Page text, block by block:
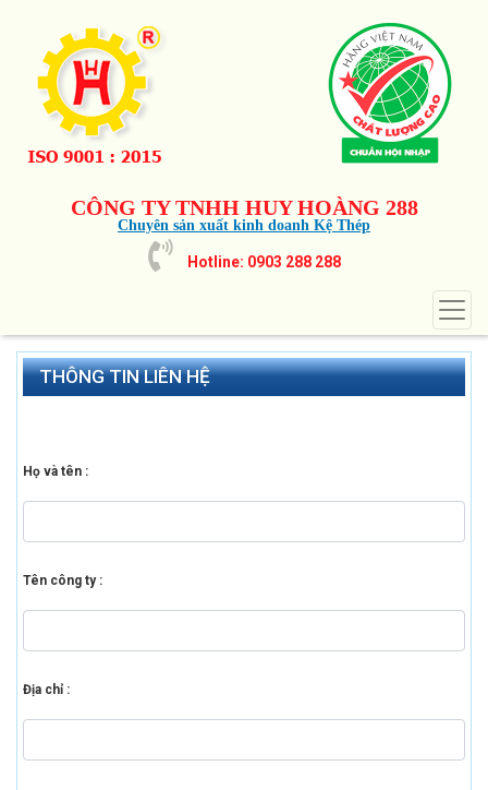
CÔNG TY TNHH HUY HOÀNG 288
Chuyên sản xuất kinh doanh Kệ Thép
Hotline: 0903 288 288
THÔNG TIN LIÊN HỆ
Họ và tên :
Tên công ty :
Địa chỉ :